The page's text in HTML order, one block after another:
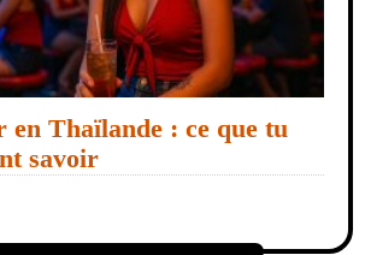
en Thaïlande : ce que tu
savoir